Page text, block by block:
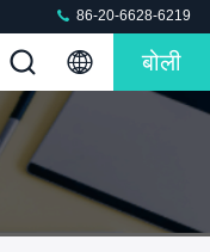
86-20-6628-6219
बोली